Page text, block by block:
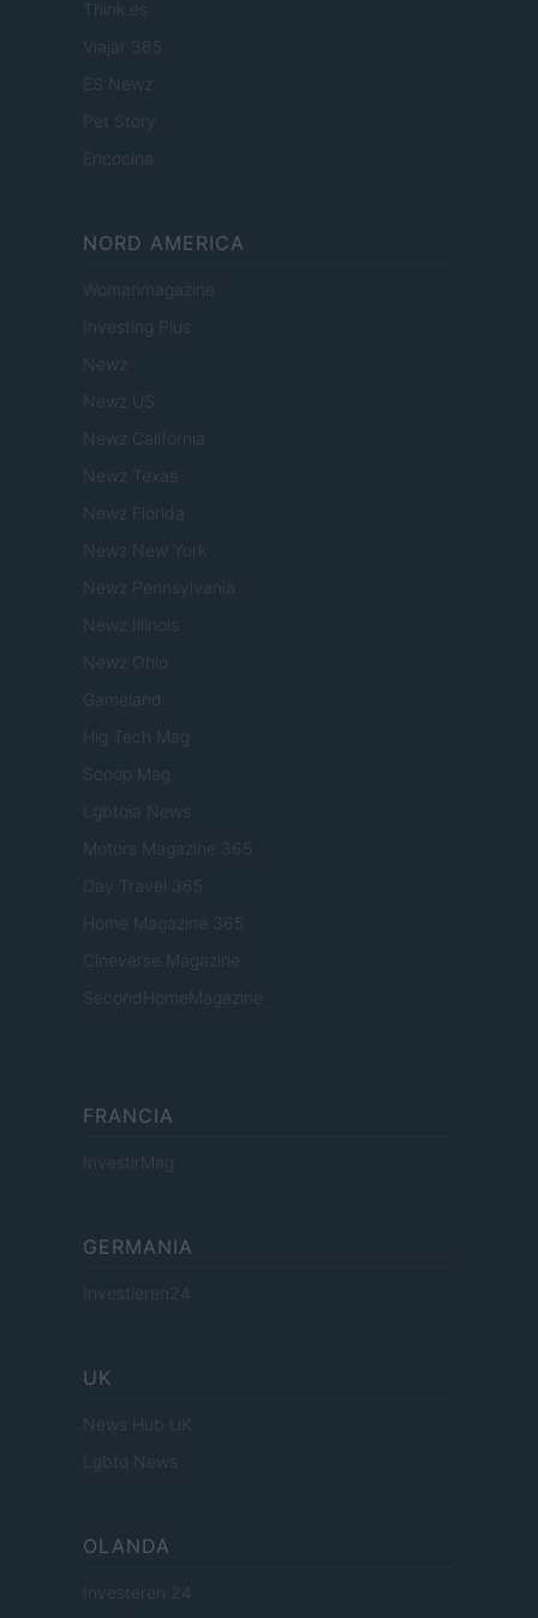
Think.es
Viajar 365
ES Newz
Pet Story
Encocina
NORD AMERICA
Womanmagazine
Investing Plus
Newz
Newz US
Newz California
Newz Texas
Newz Florida
Newz New York
Newz Pennsylvania
Newz Illinois
Newz Ohio
Gameland
Hig Tech Mag
Scoop Mag
Lgbtqia News
Motors Magazine 365
Day Travel 365
Home Magazine 365
Cineverse Magazine
SecondHomeMagazine
FRANCIA
InvestirMag
GERMANIA
Investieren24
UK
News Hub UK
Lgbtq News
OLANDA
Investeren 24